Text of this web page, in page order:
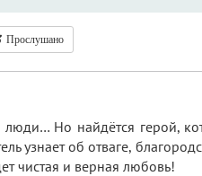
Прослушано
Но найдётся герой,
узнает об отваге,
чистая и верная любовь!